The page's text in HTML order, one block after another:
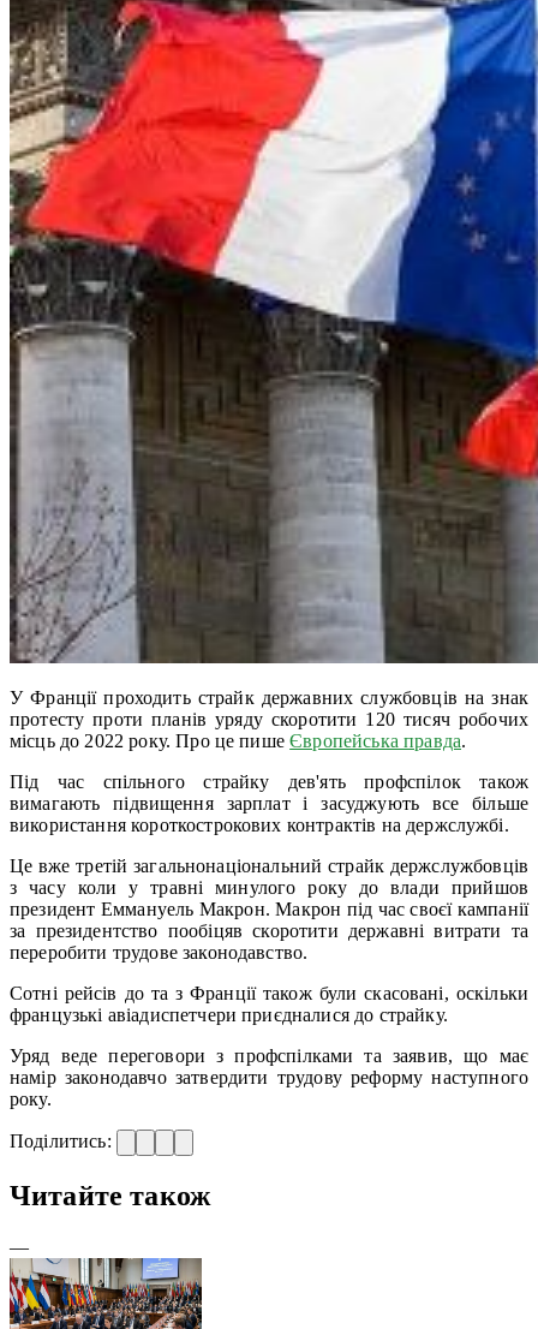
У Франції проходить страйк державних службовців на знак
протесту проти планів уряду скоротити 120 тисяч робочих
місць до 2022 року. Про це пишеЄвропейська правда.
Під час спільного страйку дев'ять профспілок також
вимагають підвищення зарплат і засуджують все більше
використання короткострокових контрактів на держслужбі.
Це вже третій загальнонаціональний страйк держслужбовців
з часу коли у травні минулого року до влади прийшов
президент Еммануель Макрон. Макрон під час своєї кампанії
за президентство пообіцяв скоротити державні витрати та
переробити трудове законодавство.
Сотні рейсів до та з Франції також були скасовані, оскільки
французькі авіадиспетчери приєдналися до страйку.
Уряд веде переговори з профспілками та заявив, що має
намір законодавчо затвердити трудову реформу наступного
року.
Поділитись:
Читайте також
—